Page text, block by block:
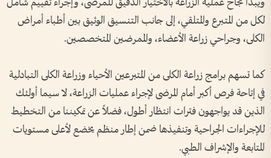
لكل من المتبرع والمتلقي، إلى جانب التنسيق الوثيق بين أطباء أمراض
الكلى، وجراحي زراعة الأعضاء، والممرضين المتخصصين.
كما تسهم برامج زراعة الكلى من المتبرعين الأحياء وزراعة الكلى التبادلية
في إتاحة فرص أكبر أمام المرضى لإجراء عمليات الزراعة، لا سيما أولئك
الذين قد يواجهون فترات انتظار أطول، فضلاً عن تمكيننا من التخطيط
للإجراءات الجراحية وتنفيذها ضمن إطار منظم يخضع لأعلى مستويات
المتابعة والإشراف الطبي.